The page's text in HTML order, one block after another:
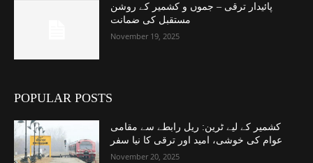
پائیدار ترقی – جموں و کشمیر کے روشن
مستقبل کی ضمانت
November 19, 2025
POPULAR POSTS
کشمیر کے لیے ٹرین: ریل رابطے سے مقامی
عوام کی خوشی، امید اور ترقی کا نیا سفر
November 20, 2025